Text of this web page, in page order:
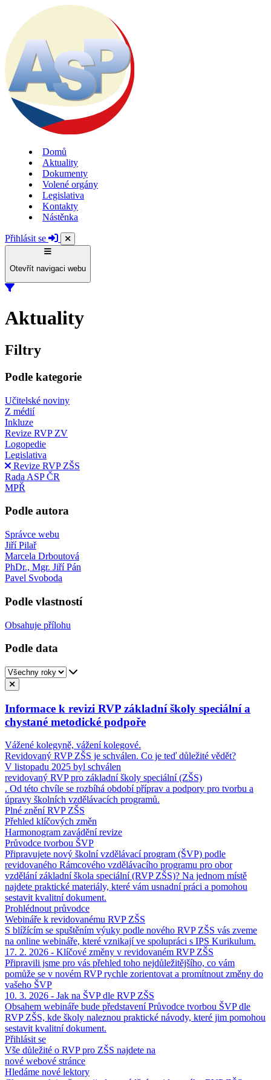
Domů
Aktuality
Dokumenty
Volené orgány
Legislativa
Kontakty
Nástěnka
Přihlásit se
Otevřít navigaci webu
Aktuality
Filtry
Podle kategorie
Učitelské noviny
Z médií
Inkluze
Revize RVP ZV
Logopedie
Legislativa
Revize RVP ZŠS
Rada ASP ČR
MPŘ
Podle autora
Správce webu
Jiří Pilař
Marcela Drboutová
PhDr., Mgr. Jiří Pán
Pavel Svoboda
Podle vlastností
Obsahuje přílohu
Podle data
Informace k revizi RVP základní školy speciální a
chystané metodické podpoře
Vážené kolegyně, vážení kolegové.
Revidovaný RVP ZŠS je schválen. Co je teď důležité vědět?
V listopadu 2025 byl schválen
revidovaný RVP pro základní školy speciální (ZŠS)
. Od této chvíle se rozbíhá období příprav a podpory pro tvorbu a
úpravy školních vzdělávacích programů.
Plné znění RVP ZŠS
Přehled klíčových změn
Harmonogram zavádění revize
Průvodce tvorbou ŠVP
Připravujete nový školní vzdělávací program (ŠVP) podle
revidovaného Rámcového vzdělávacího programu pro obor
vzdělání základní škola speciální (RVP ZŠS)? Na jednom místě
najdete praktické materiály, které vám usnadní práci a pomohou
sestavit kvalitní dokument.
Prohlédnout průvodce
Webináře k revidovanému RVP ZŠS
S blížícím se spuštěním výuky podle nového RVP ZŠS vás zveme
na online webináře, které vznikají ve spolupráci s IPS Kurikulum.
17. 2. 2026 - Klíčové změny v revidovaném RVP ZŠS
Připravili jsme pro vás přehled toho nejdůležitějšího, co vám
pomůže se v novém RVP rychle zorientovat a promítnout změny do
vašeho ŠVP
10. 3. 2026 - Jak na ŠVP dle RVP ZŠS
Obsahem webináře bude představení Průvodce tvorbou ŠVP dle
RVP ZŠS, kde školy naleznou praktické návody, které jim pomohou
sestavit kvalitní dokument.
Přihlásit se
Vše důležité o RVP pro ZŠS najdete na
nové webové stránce
Hledáme nové lektory